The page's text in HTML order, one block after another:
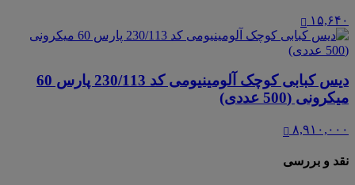
۱۵,۶۴۰
دیس کبابی کوچک آلومینیومی کد 230/113 پارس 60
میکرونی (500 عددی)
۸,۹۱۰,۰۰۰
نقد و بررسی